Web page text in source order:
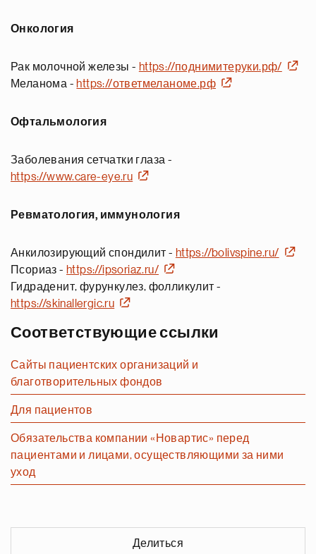
Онкология
Рак молочной железы - https://поднимитеруки.рф/
Меланома - https://ответмеланоме.рф
Офтальмология
Заболевания сетчатки глаза -
https://www.care-eye.ru
Ревматология, иммунология
Анкилозирующий спондилит - https://bolivspine.ru/
Псориаз - https://ipsoriaz.ru/
Гидраденит, фурункулез, фолликулит -
https://skinallergic.ru
Соответствующие ссылки
Сайты пациентских организаций и
благотворительных фондов
Для пациентов
Обязательства компании «Новартис» перед
пациентами и лицами, осуществляющими за ними
уход
Делиться